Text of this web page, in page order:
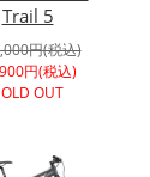
Trail 5
円(税込)
円(税込)
OUT